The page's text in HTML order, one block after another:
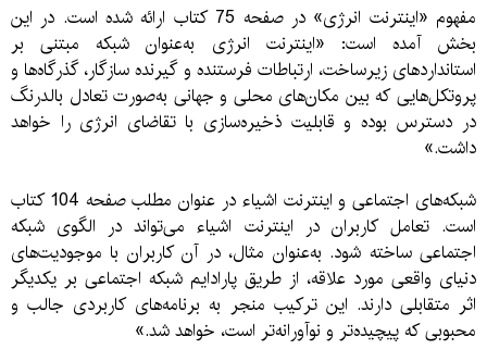
مفهوم «اینترنت انرژی» در صفحه 75 کتاب ارائه شده است. در این
بخش آمده است: «اینترنت انرژی به‌عنوان شبکه مبتنی بر
استاندارد‌های زیرساخت، ارتباطات فرستنده و گیرنده سازگار، گذر‌گاه‌ها و
پروتکل‌‌هایی که بین مکان‌های محلی و جهانی به‌صورت تعادل بالدرنگ
در دسترس بوده و قابلیت ذخیره‌‌سازی با تقاضای انرژی را خواهد
داشت.»
شبکه‌های اجتماعی و اینترنت اشیاء در عنوان مطلب صفحه 104 کتاب
است. تعامل کاربران در اینترنت اشیاء می‌تواند در الگوی شبکه
اجتماعی ساخته شود. به‌عنوان مثال، در آن کاربران با موجودیت‌های
دنیای واقعی مورد علاقه، از طریق پارادایم شبکه اجتماعی بر یکدیگر
اثر متقابلی دارند. این ترکیب منجر به برنامه‌های کاربردی جالب و
محبوبی که پیچیده‌تر و نوآورانه‌تر است، خواهد شد.»